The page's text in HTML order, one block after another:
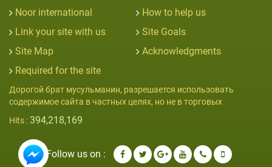
Noor international
How to help us
Link your site with us
Site Goals
Site Map
Acknowledgments
Required for the site
Дорогой брат мусульманин, разрешается использовать
содержимое сайта в частных целях, но не в торговых
Hits : 394,218,169
Follow us on :